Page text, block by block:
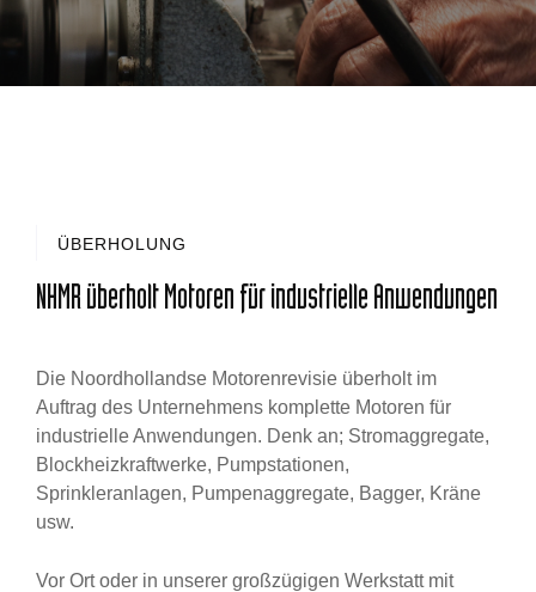
ÜBERHOLUNG
NHMR überholt Motoren für industrielle Anwendungen
Die Noordhollandse Motorenrevisie überholt im
Auftrag des Unternehmens komplette Motoren für
industrielle Anwendungen. Denk an; Stromaggregate,
Blockheizkraftwerke, Pumpstationen,
Sprinkleranlagen, Pumpenaggregate, Bagger, Kräne
usw.
Vor Ort oder in unserer großzügigen Werkstatt mit